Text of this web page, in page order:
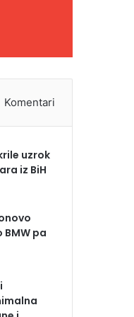
Komentari
uzrok
iz BiH
BMW pa